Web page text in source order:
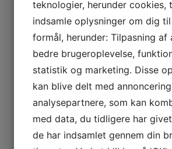
Ejendommen er beliggende i det
Amager Strandpark, Tiøren og Femøren.
seneste år været igennem en større positiv
skabt en ny urbansk dynamik, da en række
virksomheder med stort potentiale er
området.
Virksomhederne tiltrækker en diversiferet
medarbejderblanding ved hjælp af
erhverv og boliger, der skaber en
samtidig med at det er bynært og yderst
på Metro, Københavns Lufthavn,
motorvejsnettet.
teknologier, herunder cookies,
indsamle oplysninger om dig
formål, herunder: Tilpasning af
bedre brugeroplevelse,
statistik og marketing. Disse
kan blive delt med
analysepartnere, som kan
med data, du tidligere har
de har indsamlet gennem din